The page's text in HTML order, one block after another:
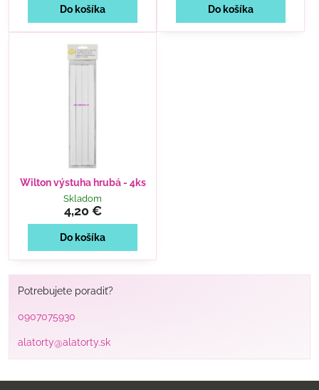
Do košíka Do košíka
Wilton výstuha hrubá - 4ks
Skladom
4,20 €
Do košíka
Potrebujete poradiť?
0907075930
alatorty@alatorty.sk